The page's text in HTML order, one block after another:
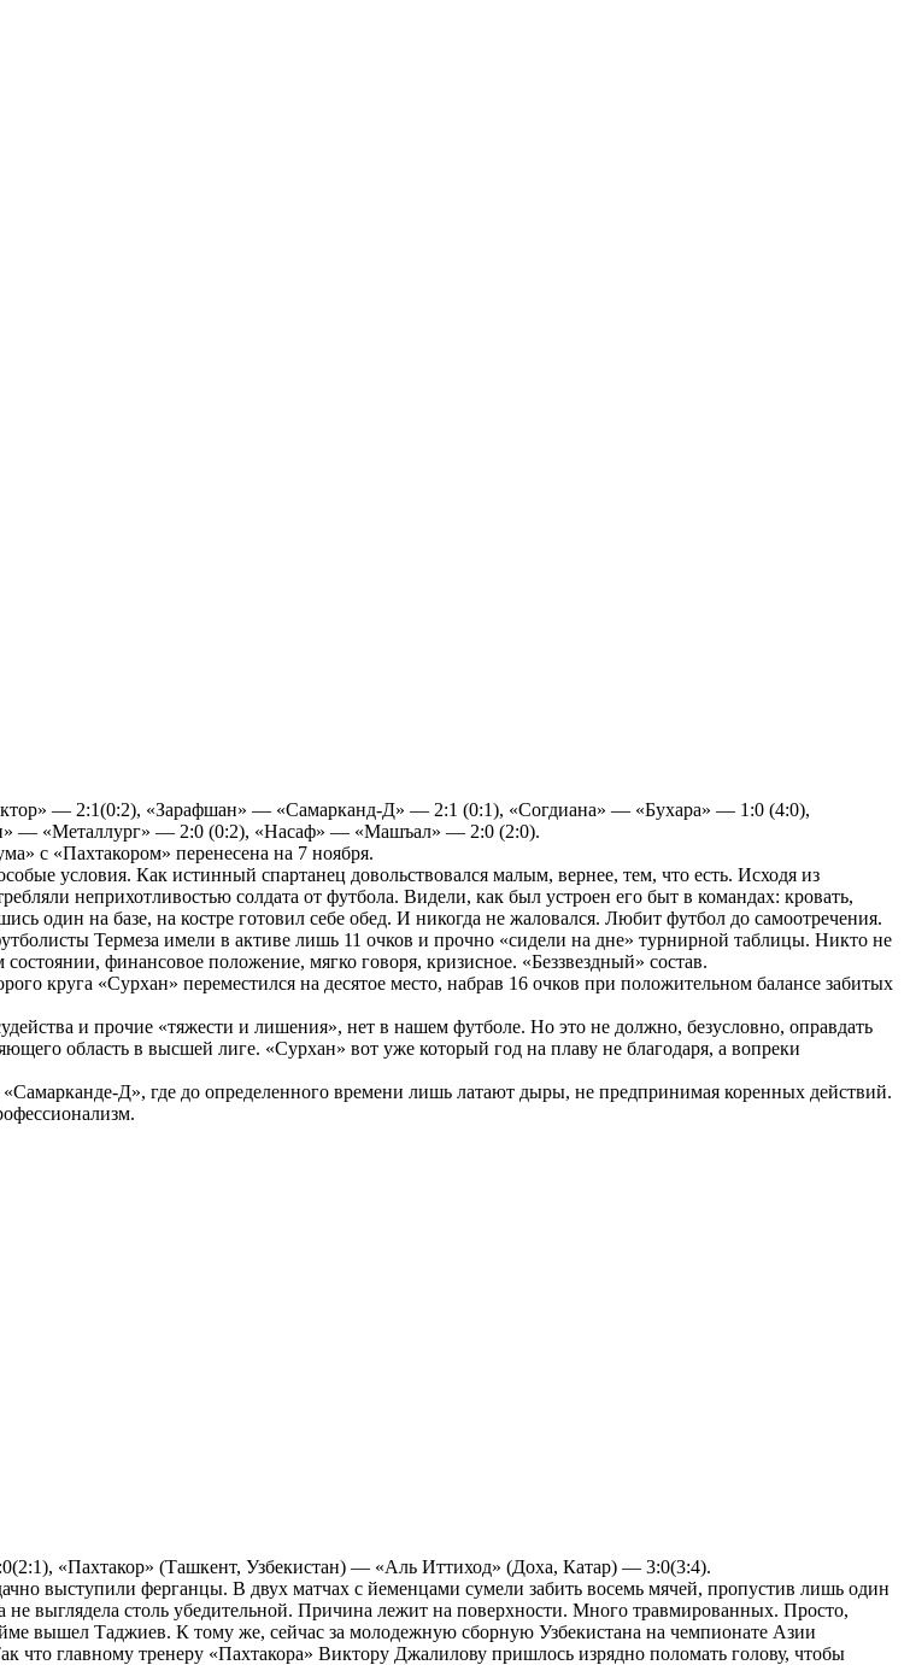
— 2:1(0:2), «Зарафшан» — «Самарканд-Д» — 2:1 (0:1), «Согдиана» — «Бухара» — 1:0 (4:0),
— «Металлург» — 2:0 (0:2), «Насаф» — «Машъал» — 2:0 (2:0).
с «Пахтакором» перенесена на 7 ноября.
условия. Как истинный спартанец довольствовался малым, вернее, тем, что есть. Исходя из
неприхотливостью солдата от футбола. Видели, как был устроен его быт в командах: кровать,
один на базе, на костре готовил себе обед. И никогда не жаловался. Любит футбол до самоотречения.
Термеза имели в активе лишь 11 очков и прочно «сидели на дне» турнирной таблицы. Никто не
финансовое положение, мягко говоря, кризисное. «Беззвездный» состав.
круга «Сурхан» переместился на десятое место, набрав 16 очков при положительном балансе забитых
и прочие «тяжести и лишения», нет в нашем футболе. Но это не должно, безусловно, оправдать
область в высшей лиге. «Сурхан» вот уже который год на плаву не благодаря, а вопреки
Д», где до определенного времени лишь латают дыры, не предпринимая коренных действий.
«Пахтакор» (Ташкент, Узбекистан) — «Аль Иттиход» (Доха, Катар) — 3:0(3:4).
выступили ферганцы. В двух матчах с йеменцами сумели забить восемь мячей, пропустив лишь один
выглядела столь убедительной. Причина лежит на поверхности. Много травмированных. Просто,
вышел Таджиев. К тому же, сейчас за молодежную сборную Узбекистана на чемпионате Азии
главному тренеру «Пахтакора» Виктору Джалилову пришлось изрядно поломать голову, чтобы